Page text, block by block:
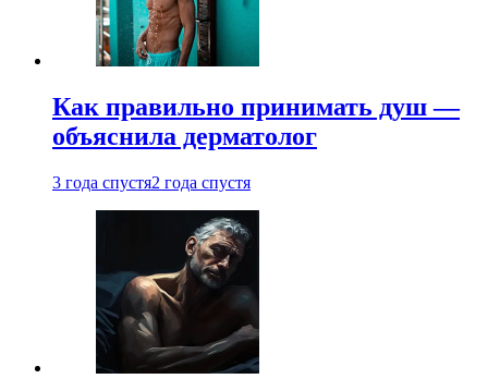
Как правильно принимать душ —
объяснила дерматолог
3 года спустя2 года спустя